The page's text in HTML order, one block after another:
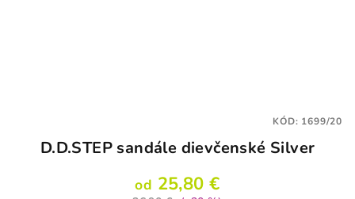
D.D.STEP sandále dievčenské Silver
od 25,80 €
KÓD: 1699/20